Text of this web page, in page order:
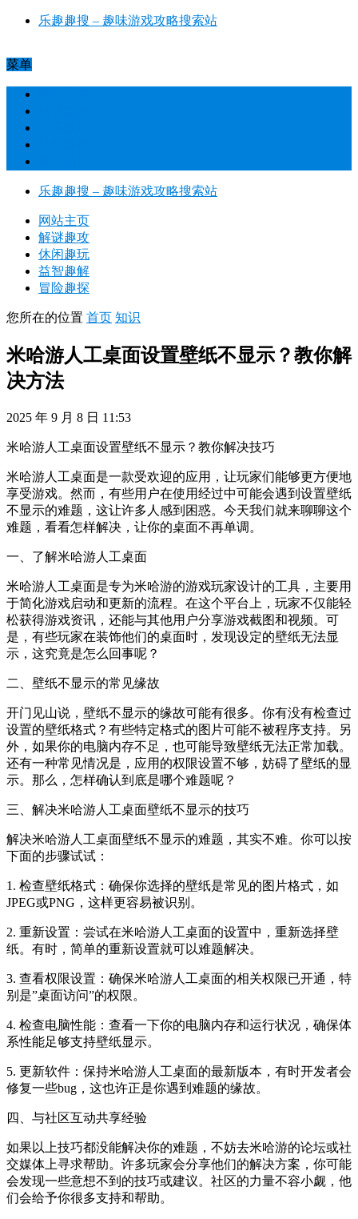
乐趣趣搜 – 趣味游戏攻略搜索站​
菜单
乐趣趣搜 – 趣味游戏攻略搜索站​
网站主页
解谜趣攻
休闲趣玩
益智趣解
冒险趣探
您所在的位置 首页 知识
米哈游人工桌面设置壁纸不显示？教你解
决方法
2025 年 9 月 8 日 11:53
米哈游人工桌面设置壁纸不显示？教你解决技巧
米哈游人工桌面是一款受欢迎的应用，让玩家们能够更方便地
享受游戏。然而，有些用户在使用经过中可能会遇到设置壁纸
不显示的难题，这让许多人感到困惑。今天我们就来聊聊这个
难题，看看怎样解决，让你的桌面不再单调。
一、了解米哈游人工桌面
米哈游人工桌面是专为米哈游的游戏玩家设计的工具，主要用
于简化游戏启动和更新的流程。在这个平台上，玩家不仅能轻
松获得游戏资讯，还能与其他用户分享游戏截图和视频。可
是，有些玩家在装饰他们的桌面时，发现设定的壁纸无法显
示，这究竟是怎么回事呢？
二、壁纸不显示的常见缘故
开门见山说，壁纸不显示的缘故可能有很多。你有没有检查过
设置的壁纸格式？有些特定格式的图片可能不被程序支持。另
外，如果你的电脑内存不足，也可能导致壁纸无法正常加载。
还有一种常见情况是，应用的权限设置不够，妨碍了壁纸的显
示。那么，怎样确认到底是哪个难题呢？
三、解决米哈游人工桌面壁纸不显示的技巧
解决米哈游人工桌面壁纸不显示的难题，其实不难。你可以按
下面的步骤试试：
1. 检查壁纸格式：确保你选择的壁纸是常见的图片格式，如
JPEG或PNG，这样更容易被识别。
2. 重新设置：尝试在米哈游人工桌面的设置中，重新选择壁
纸。有时，简单的重新设置就可以难题解决。
3. 查看权限设置：确保米哈游人工桌面的相关权限已开通，特
别是”桌面访问”的权限。
4. 检查电脑性能：查看一下你的电脑内存和运行状况，确保体
系性能足够支持壁纸显示。
5. 更新软件：保持米哈游人工桌面的最新版本，有时开发者会
修复一些bug，这也许正是你遇到难题的缘故。
四、与社区互动共享经验
如果以上技巧都没能解决你的难题，不妨去米哈游的论坛或社
交媒体上寻求帮助。许多玩家会分享他们的解决方案，你可能
会发现一些意想不到的技巧或建议。社区的力量不容小觑，他
们会给予你很多支持和帮助。